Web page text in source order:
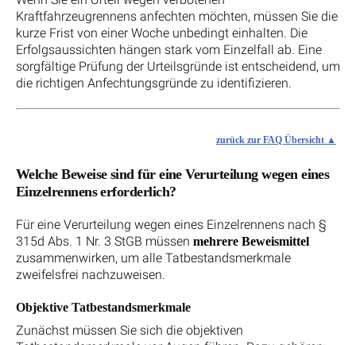
Kraftfahrzeugrennens anfechten möchten, müssen Sie die
kurze Frist von einer Woche unbedingt einhalten. Die
Erfolgsaussichten hängen stark vom Einzelfall ab. Eine
sorgfältige Prüfung der Urteilsgründe ist entscheidend, um
die richtigen Anfechtungsgründe zu identifizieren.
zurück zur FAQ Übersicht
Welche Beweise sind für eine Verurteilung wegen eines
Einzelrennens erforderlich?
Für eine Verurteilung wegen eines Einzelrennens nach §
315d Abs. 1 Nr. 3 StGB müssen mehrere Beweismittel
zusammenwirken, um alle Tatbestandsmerkmale
zweifelsfrei nachzuweisen.
Objektive Tatbestandsmerkmale
Zunächst müssen Sie sich die objektiven